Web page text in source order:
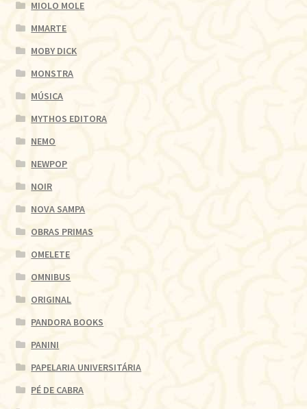
MIOLO MOLE
MMARTE
MOBY DICK
MONSTRA
MÚSICA
MYTHOS EDITORA
NEMO
NEWPOP
NOIR
NOVA SAMPA
OBRAS PRIMAS
OMELETE
OMNIBUS
ORIGINAL
PANDORA BOOKS
PANINI
PAPELARIA UNIVERSITÁRIA
PÉ DE CABRA